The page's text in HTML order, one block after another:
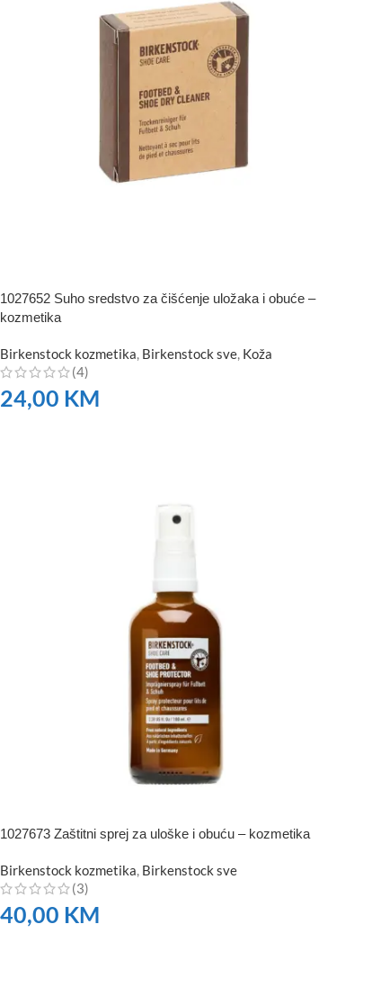
1027652 Suho sredstvo za čišćenje uložaka i obuće –
kozmetika
Birkenstock kozmetika, Birkenstock sve, Koža
(4)
24,00 KM
1027673 Zaštitni sprej za uloške i obuću – kozmetika
Birkenstock kozmetika, Birkenstock sve
(3)
40,00 KM